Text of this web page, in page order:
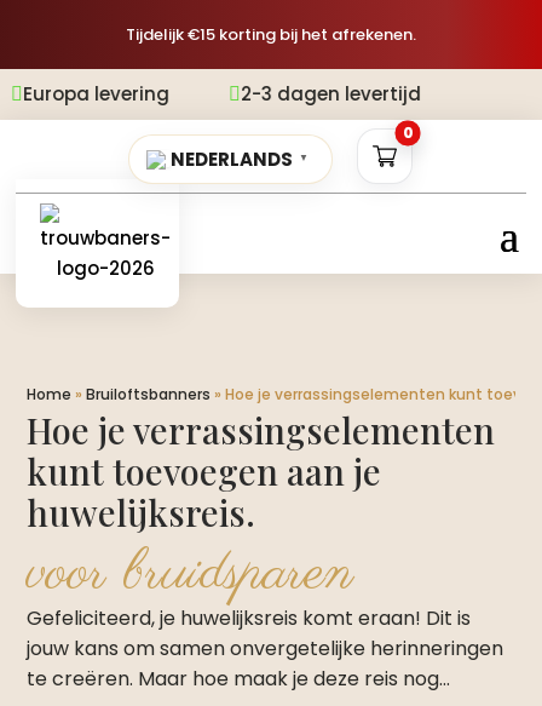
Tijdelijk €15 korting bij het afrekenen.
2-3 dagen levertijd
NEDERLANDS ▼
0
Home »Bruiloftsbanners »Hoe je verrassingselementen kunt
Hoe je verrassingselementen
kunt toevoegen aan je
huwelijksreis.​
voor bruidsparen
Gefeliciteerd, je huwelijksreis komt eraan! Dit is
jouw kans om samen onvergetelijke herinneringen
te creëren. Maar hoe maak je deze reis nog…